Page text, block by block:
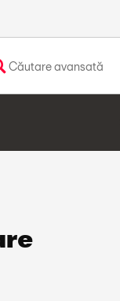
Căutare avansată